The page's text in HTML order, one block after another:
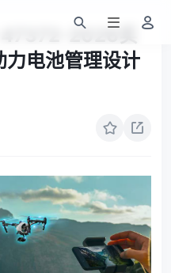
2026实
力电池管理设计